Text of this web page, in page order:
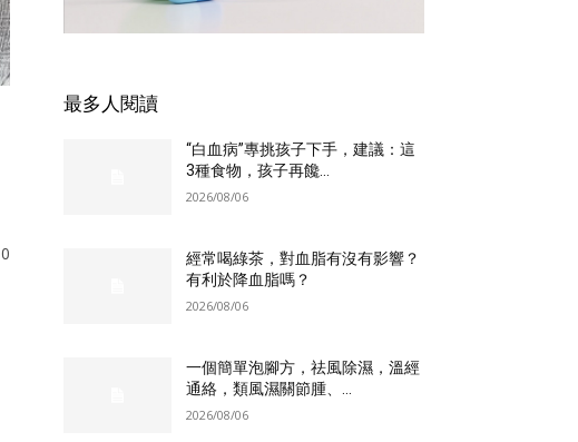
0
最多人閱讀
“白血病”專挑孩子下手，建議：這
3種食物，孩子再饞...
2026/08/06
經常喝綠茶，對血脂有沒有影響？
有利於降血脂嗎？
2026/08/06
一個簡單泡腳方，祛風除濕，溫經
通絡，類風濕關節腫、...
2026/08/06